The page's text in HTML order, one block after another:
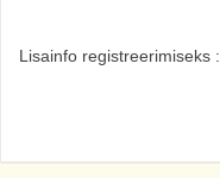
Lisainfo registreerimiseks